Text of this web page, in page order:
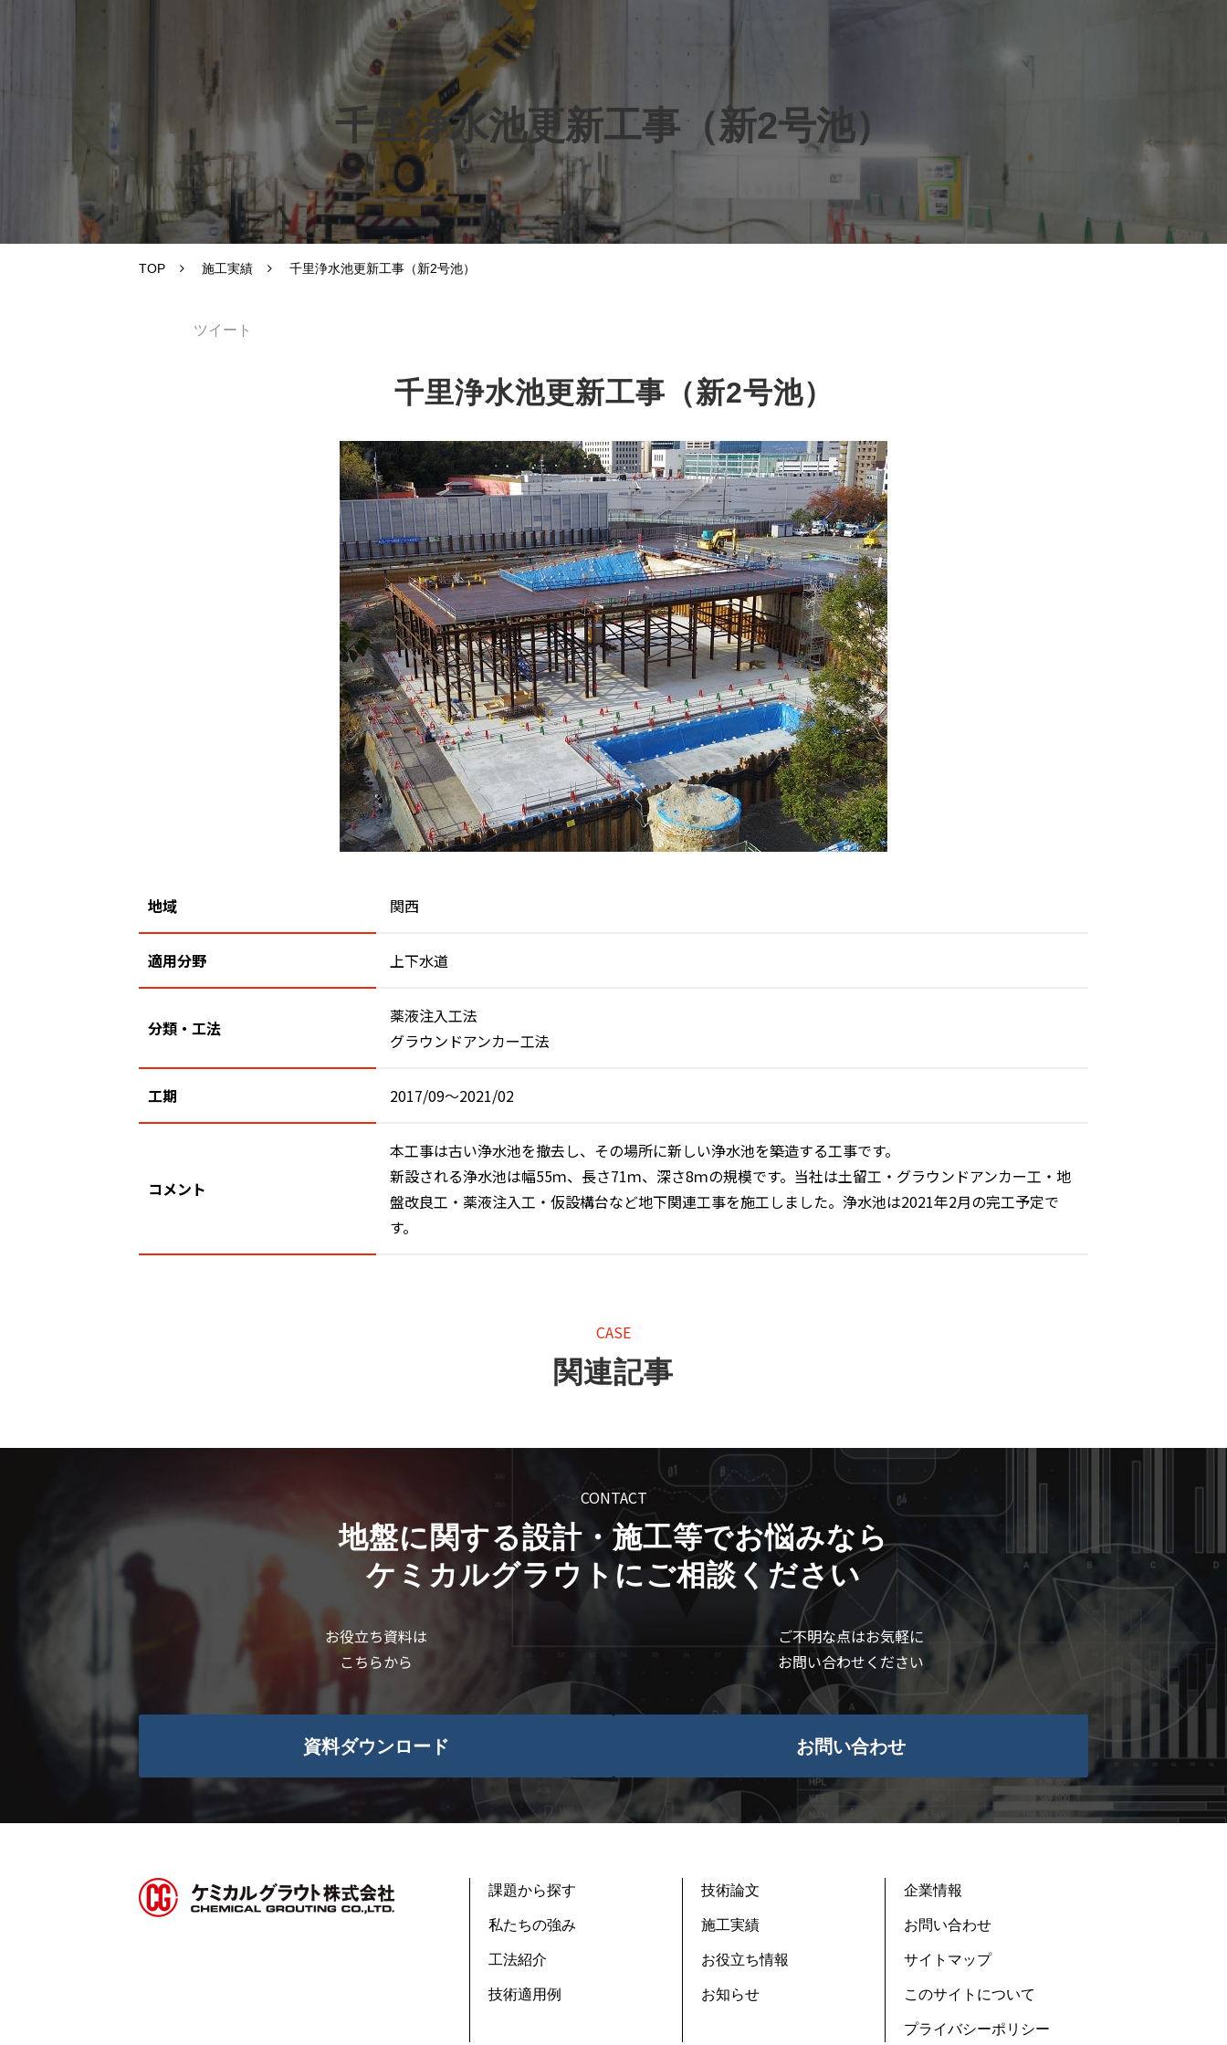
千里浄水池更新工事（新2号池）
TOP 施工実績 千里浄水池更新工事（新2号池）
ツイート
千里浄水池更新工事（新2号池）
地域 関西
適用分野 上下水道
分類・工法
薬液注入工法
グラウンドアンカー工法
工期 2017/09～2021/02
コメント
本工事は古い浄水池を撤去し、その場所に新しい浄水池を築造する工事です。
新設される浄水池は幅55ｍ、長さ71ｍ、深さ8ｍの規模です。当社は土留工・グラウンドアンカー工・地
盤改良工・薬液注入工・仮設構台など地下関連工事を施工しました。浄水池は2021年2月の完工予定で
す。
CASE
関連記事
CONTACT
地盤に関する設計・施工等でお悩みなら
ケミカルグラウトにご相談ください
お役立ち資料は
こちらから
資料ダウンロード
ご不明な点はお気軽に
お問い合わせください
お問い合わせ
課題から探す
私たちの強み
工法紹介
技術適用例
技術論文
施工実績
お役立ち情報
お知らせ
企業情報
お問い合わせ
サイトマップ
このサイトについて
プライバシーポリシー